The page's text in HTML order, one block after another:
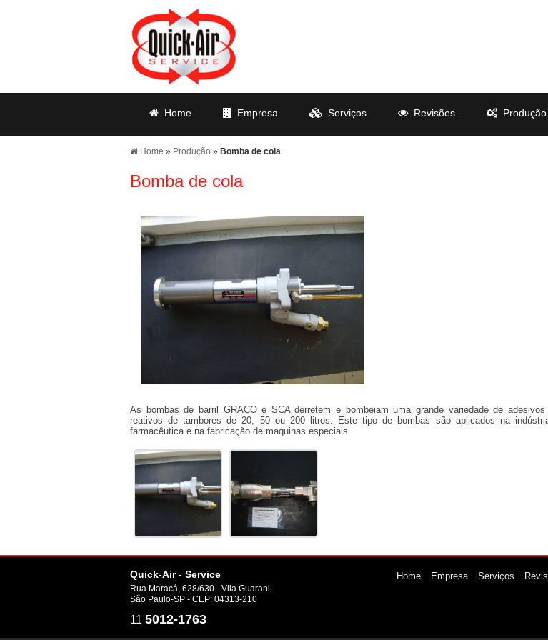
Home Empresa Serviços Revisões Produção
Home » Produção » Bomba de cola
Bomba de cola
As bombas de barril GRACO e SCA derretem e bombeiam uma grande variedade de
reativos de tambores de 20, 50 ou 200 litros. Este tipo de bombas são aplicados na
farmacêutica e na fabricação de maquinas especiais.
Quick-Air - Service
Rua Maracá, 628/630 - Vila Guarani
São Paulo-SP - CEP: 04313-210
11 5012-1763
Home Empresa Serviços